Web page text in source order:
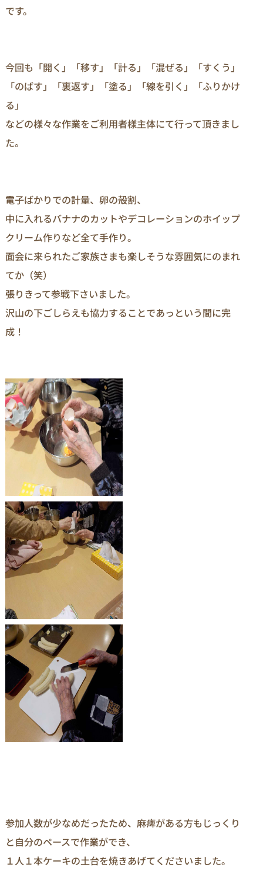
です。
今回も「開く」「移す」「計る」「混ぜる」「すくう」
「のばす」「裏返す」「塗る」「線を引く」「ふりかけ
る」
などの様々な作業をご利用者様主体にて行って頂きまし
た。
電子ばかりでの計量、卵の殻割、
中に入れるバナナのカットやデコレーションのホイップ
クリーム作りなど全て手作り。
面会に来られたご家族さまも楽しそうな雰囲気にのまれ
てか（笑）
張りきって参戦下さいました。
沢山の下ごしらえも協力することであっという間に完
成！
参加人数が少なめだったため、麻痺がある方もじっくり
と自分のペースで作業ができ、
１人１本ケーキの土台を焼きあげてくださいました。